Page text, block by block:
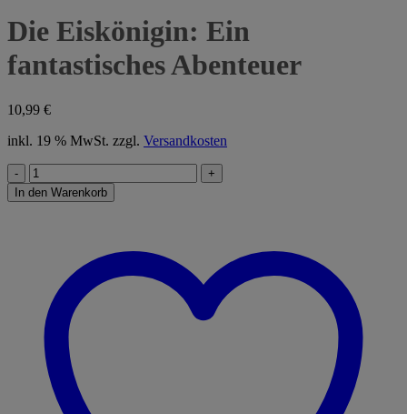
Die Eiskönigin: Ein
fantastisches Abenteuer
10,99 €
inkl. 19 % MwSt. zzgl. Versandkosten
Die
Eiskönigin:
Ein
In den Warenkorb